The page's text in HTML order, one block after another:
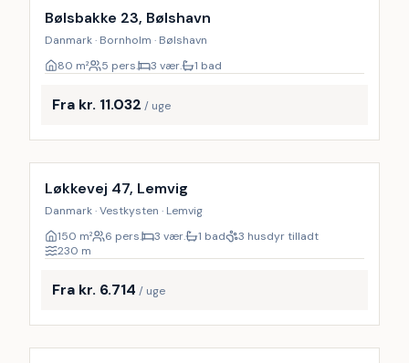
Bølsbakke 23, Bølshavn
Danmark · Bornholm · Bølshavn
80 m² 5 pers. 3 vær. 1 bad
Fra kr. 11.032 / uge
Inkl. rengøring
Løkkevej 47, Lemvig
Danmark · Vestkysten · Lemvig
150 m² 6 pers. 3 vær. 1 bad
3 husdyr tilladt
230 m
Fra kr. 6.714 / uge